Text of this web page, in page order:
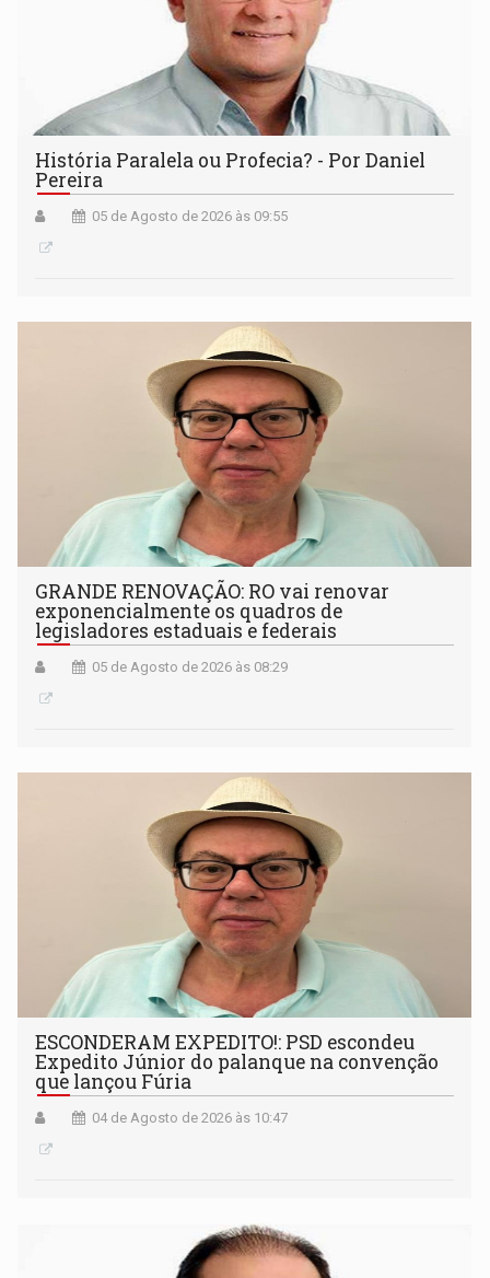
História Paralela ou Profecia? - Por Daniel
Pereira
05 de Agosto de 2026 às 09:55
GRANDE RENOVAÇÃO: RO vai renovar
exponencialmente os quadros de
legisladores estaduais e federais
05 de Agosto de 2026 às 08:29
ESCONDERAM EXPEDITO!: PSD escondeu
Expedito Júnior do palanque na convenção
que lançou Fúria
04 de Agosto de 2026 às 10:47